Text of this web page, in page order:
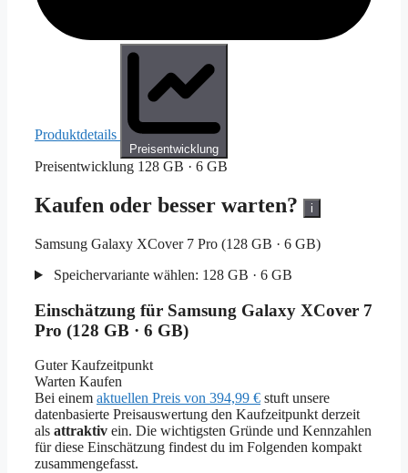
Produktdetails
Preisentwicklung
Preisentwicklung 128 GB · 6 GB
Kaufen oder besser warten? i
Samsung Galaxy XCover 7 Pro (128 GB · 6 GB)
Speichervariante wählen: 128 GB · 6 GB
Einschätzung für Samsung Galaxy XCover 7
Pro (128 GB · 6 GB)
Guter Kaufzeitpunkt
Warten Kaufen
Bei einem aktuellen Preis von 394,99 € stuft unsere
datenbasierte Preisauswertung den Kaufzeitpunkt derzeit
als attraktiv ein. Die wichtigsten Gründe und Kennzahlen
für diese Einschätzung findest du im Folgenden kompakt
zusammengefasst.